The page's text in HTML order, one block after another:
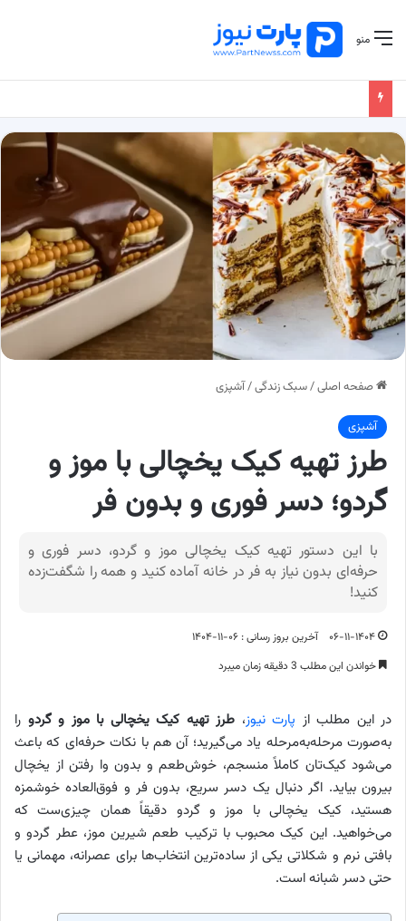
منو
صفحه اصلی/سبک زندگی/آشپزی
آشپزی
طرز تهیه کیک یخچالی با موز و
گردو؛ دسر فوری و بدون فر
با این دستور تهیه کیک یخچالی موز و گردو، دسر فوری و
حرفه‌ای بدون نیاز به فر در خانه آماده کنید و همه را شگفت‌زده
کنید!
۰۶-۱۱-۱۴۰۴
آخرین بروز رسانی : ۰۶-۱۱-۱۴۰۴
خواندن این مطلب 3 دقیقه زمان میبرد
در این مطلب از پارت نیوز، طرز تهیه کیک یخچالی با موز و گردو را
به‌صورت مرحله‌به‌مرحله یاد می‌گیرید؛ آن هم با نکات حرفه‌ای که باعث
می‌شود کیک‌تان کاملاً منسجم، خوش‌طعم و بدون وا رفتن از یخچال
بیرون بیاید. اگر دنبال یک دسر سریع، بدون فر و فوق‌العاده خوشمزه
هستید، کیک یخچالی با موز و گردو دقیقاً همان چیزی‌ست که
می‌خواهید. این کیک محبوب با ترکیب طعم شیرین موز، عطر گردو و
بافتی نرم و شکلاتی یکی از ساده‌ترین انتخاب‌ها برای عصرانه، مهمانی یا
حتی دسر شبانه است.